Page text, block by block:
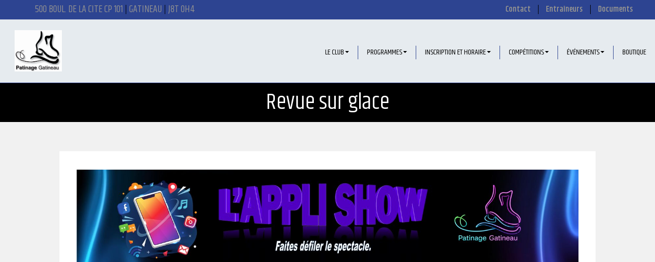
500 BOUL. DE LA CITÉ CP 101 GATINEAU J8T 0H4 Contact Entraîneurs Documents
LE CLUB PROGRAMMES INSCRIPTION ET HORAIRE COMPÉTITIONS ÉVÉNEMENTS BOUTIQUE
Revue sur glace